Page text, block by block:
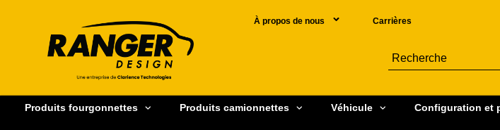
À propos de nous Carrières
Produits fourgonnettes Produits camionnettes Véhicule Configuration et